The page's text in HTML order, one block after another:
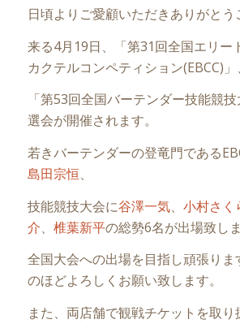
日頃よりご愛顧いただきありがとう
来る4月19日、「第31回全国エリー
カクテルコンペティション(EBCC)」、
「第53回全国バーテンダー技能競
選会が開催されます。
若きバーテンダーの登竜門である
島田宗恒、
技能競技大会に谷澤一気、 小村さく
介、 椎葉新平の総勢6名が出場致しま
全国大会への出場を目指し頑張りま
のほどよろしくお願い致します。
また、両店舗で観戦チケットを取り